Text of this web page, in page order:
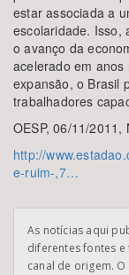
estar associada a
escolaridade. Isso,
o avanço da
acelerado em
expansão, o Brasil
trabalhadores
OESP, 06/11/
http://
e-ruim-,7…
As notícias aqui
diferentes fontes
canal de origem.